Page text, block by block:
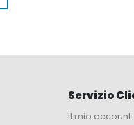
Servizio
Il mio account